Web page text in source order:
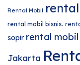
Rental Mobil
rental mobil bisnis.
sopir rental
Jakarta